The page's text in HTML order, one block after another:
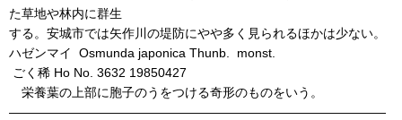
た草地や林内に群生
する。安城市では矢作川の堤防にやや多く見られるほかは少ない。
ハゼンマイ Osmunda japonica Thunb. monst.
ごく稀 Ho No. 3632 19850427
栄養葉の上部に胞子のうをつける奇形のものをいう。
――――――――――――――――――――――――――――――